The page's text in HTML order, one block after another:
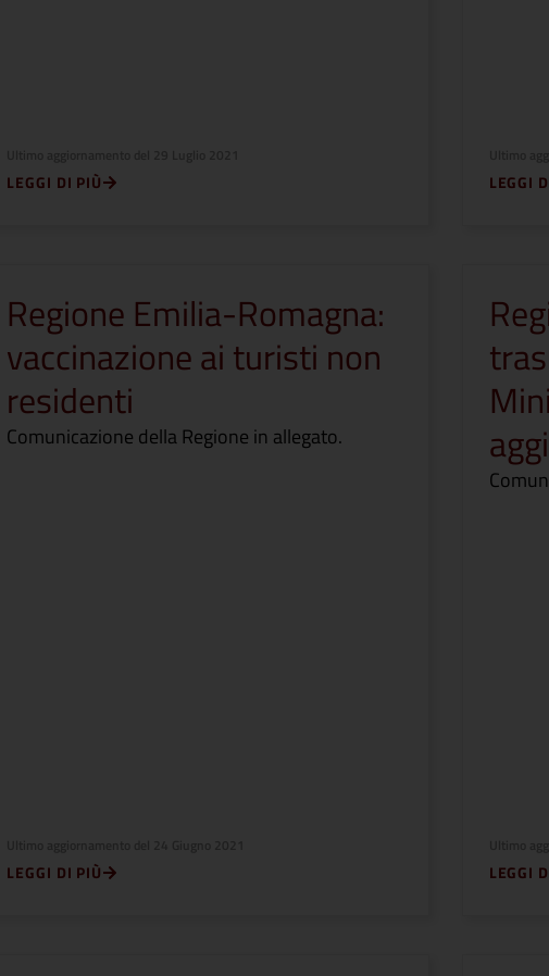
LEGGI DI PIÙ LEGGI
Regione Emilia-Romagna:
vaccinazione ai turisti non
residenti
Comunicazione della Regione in allegato.
LEGGI DI PIÙ LEGGI